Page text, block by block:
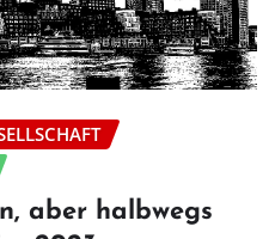
aber halbwegs